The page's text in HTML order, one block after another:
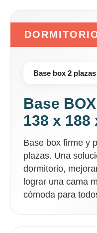
Base box 2 plazas
Base
138 x 188
Base box firme y
plazas. Una
dormitorio,
lograr una cama
cómoda para